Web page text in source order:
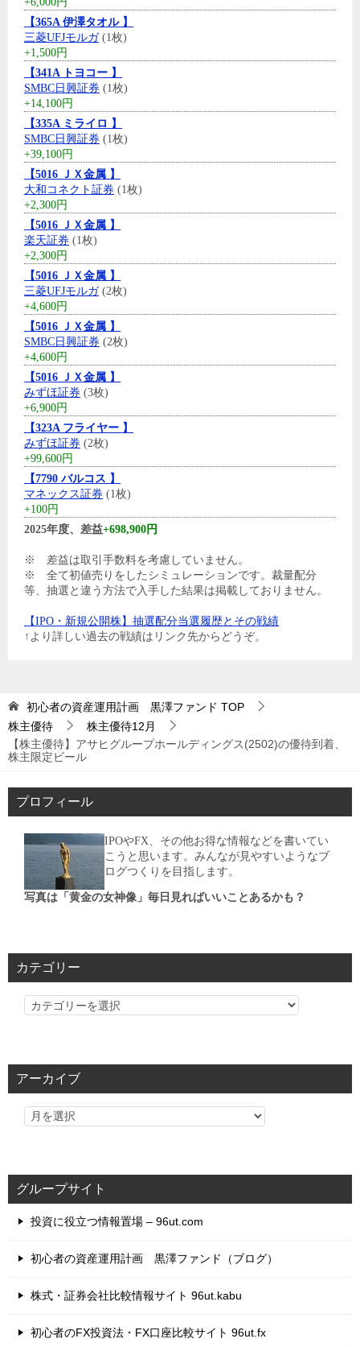
【365A 伊澤タオル 】
三菱UFJモルガ(1枚)
+1,500円
【341A トヨコー 】
SMBC日興証券 (1枚)
+14,100円
【335A ミライロ 】
SMBC日興証券 (1枚)
+39,100円
【5016 ＪＸ金属 】
大和コネクト証券 (1枚)
+2,300円
【5016 ＪＸ金属 】
楽天証券 (1枚)
+2,300円
【5016 ＪＸ金属 】
三菱UFJモルガ(2枚)
+4,600円
【5016 ＪＸ金属 】
SMBC日興証券 (2枚)
+4,600円
【5016 ＪＸ金属 】
みずほ証券 (3枚)
+6,900円
【323A フライヤー 】
みずほ証券 (2枚)
+99,600円
【7790 バルコス 】
マネックス証券 (1枚)
+100円
2025年度、差益+698,900円
※ 差益は取引手数料を考慮していません。
※ 全て初値売りをしたシミュレーションです。裁量配分
等、抽選と違う方法で入手した結果は掲載しておりません。
【IPO・新規公開株】抽選配分当選履歴とその戦績
↑より詳しい過去の戦績はリンク先からどうぞ。
初心者の資産運用計画 黒澤ファンド TOP
株主優待
株主優待12月
【株主優待】アサヒグループホールディングス(2502)の優待到着、
株主限定ビール
プロフィール
IPOやFX、その他お得な情報などを書いてい
こうと思います。みんなが見やすいようなブ
ログつくりを目指します。
写真は「黄金の女神像」毎日見ればいいことあるかも？
カテゴリー
カ
リ
アーカイブ
グループサイト
投資に役立つ情報置場 – 96ut.com
初心者の資産運用計画 黒澤ファンド（ブログ）
株式・証券会社比較情報サイト 96ut.kabu
初心者のFX投資法・FX口座比較サイト 96ut.fx